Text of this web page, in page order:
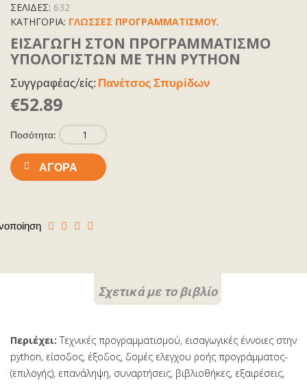
ΣΕΛΙΔΕΣ: 632
ΚΑΤΗΓΟΡΊΑ: ΓΛΩΣΣΕΣ ΠΡΟΓΡΑΜΜΑΤΙΣΜΟΥ.
ΕΙΣΑΓΩΓΗ ΣΤΟΝ ΠΡΟΓΡΑΜΜΑΤΙΣΜΟ
ΥΠΟΛΟΓΙΣΤΩΝ ΜΕ ΤΗΝ PΥΤΗΟΝ
Συγγραφέας/είς:Πανέτσος Σπυρίδων
€52.89
Ποσότητα:
ΑΓΟΡΆ
Σχετικά με το βιβλίο
Περιέχει: Τεχνικές προγραμματισμού, εισαγωγικές έννοιες στην
python, είσοδος, έξοδος, δομές ελεγχου ροής προγράμματος-
(επιλογής), επανάληψη, συναρτήσεις, βιβλιοθήκες, εξαιρέσεις,